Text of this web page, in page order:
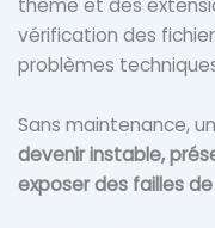
thème et des
vérification des
problèmes
Sans maintenance,
devenir instable,
exposer des failles